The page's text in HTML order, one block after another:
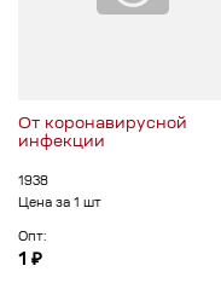
От коронавирусной
инфекции
1938
Цена за 1 шт
Опт:
1 ₽